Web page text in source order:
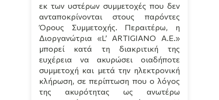
εκ των υστέρων συμμετοχές που δεν
ανταποκρίνονται στους παρόντες
Όρους Συμμετοχής. Περαιτέρω, η
Διοργανώτρια «L’ ARTIGIANO A.E.»
μπορεί κατά τη διακριτική της
ευχέρεια να ακυρώσει οιαδήποτε
συμμετοχή και μετά την ηλεκτρονική
κλήρωση, σε περίπτωση που ο λόγος
της ακυρότητας ως ανωτέρω